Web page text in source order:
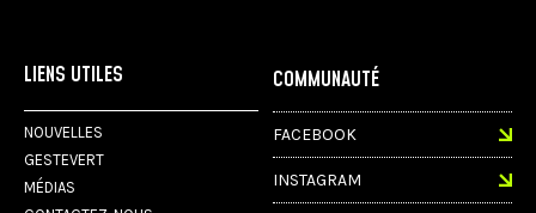
LIENS UTILES
NOUVELLES
GESTEVERT
MÉDIAS
COMMUNAUTÉ
FACEBOOK
INSTAGRAM